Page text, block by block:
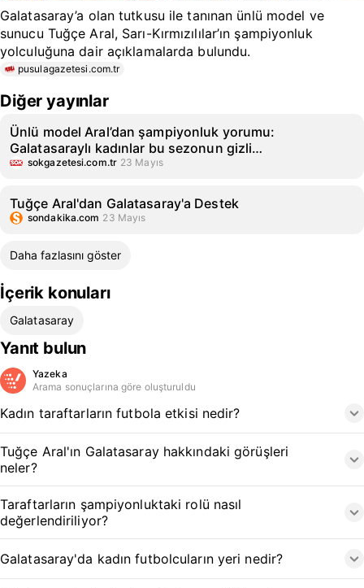
Galatasaray’a olan tutkusu ile tanınan ünlü model ve
sunucu Tuğçe Aral, Sarı-Kırmızılılar’ın şampiyonluk
yolculuğuna dair açıklamalarda bulundu.
pusulagazetesi.com.tr
Diğer yayınlar
Ünlü model Aral’dan şampiyonluk yorumu:
Galatasaraylı kadınlar bu sezonun gizli
kahramanlarıydı
sokgazetesi.com.tr 23 Mayıs
Tuğçe Aral'dan Galatasaray'a Destek
sondakika.com 23 Mayıs
Daha fazlasını göster
İçerik konuları
Galatasaray
Yanıt bulun
Yazeka
Arama sonuçlarına göre oluşturuldu
Kadın taraftarların futbola etkisi nedir?
Tuğçe Aral'ın Galatasaray hakkındaki görüşleri
neler?
Taraftarların şampiyonluktaki rolü nasıl
değerlendiriliyor?
Galatasaray'da kadın futbolcuların yeri nedir?